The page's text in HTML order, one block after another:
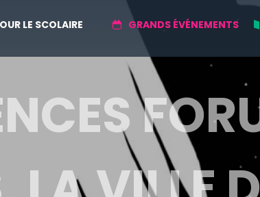
LE SCOLAIRE GRANDS ÉVÉNEMENTS